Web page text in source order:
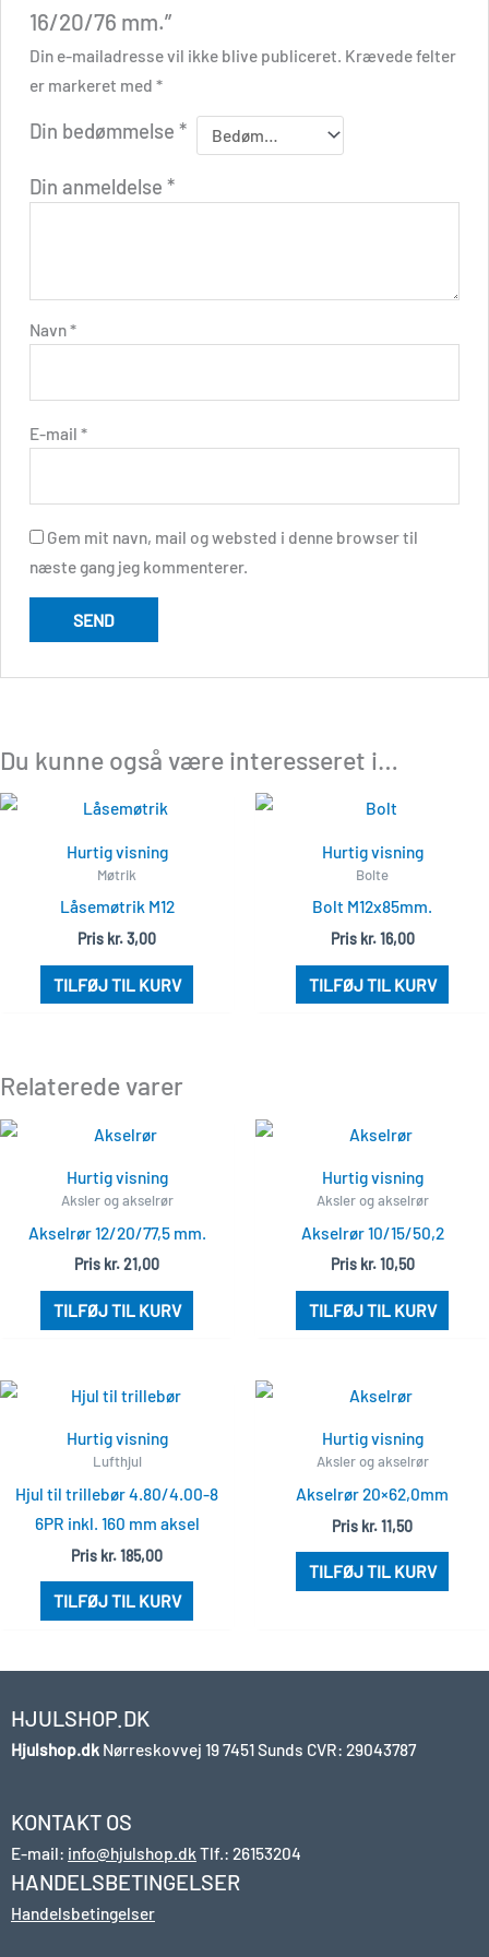
16/20/76 mm.”
Din e-mailadresse vil ikke blive publiceret. Krævede felter
er markeret med *
Din bedømmelse *
Din anmeldelse *
Navn*
E-mail *
Gem mit navn, mail og websted i denne browser til
næste gang jeg kommenterer.
Du kunne også være interesseret i…
Hurtig visning
Møtrik
Låsemøtrik M12
Pris kr.3,00
TILFØJ TIL KURV
Hurtig visning
Bolte
Bolt M12x85mm.
Pris kr.16,00
TILFØJ TIL KURV
Relaterede varer
Hurtig visning
Aksler og akselrør
Akselrør 12/20/77,5 mm.
Pris kr.21,00
TILFØJ TIL KURV
Hurtig visning
Aksler og akselrør
Akselrør 10/15/50,2
Pris kr.10,50
TILFØJ TIL KURV
Hurtig visning
Lufthjul
Hjul til trillebør 4.80/4.00-8
6PR inkl. 160 mm aksel
Pris kr.185,00
TILFØJ TIL KURV
Hurtig visning
Aksler og akselrør
Akselrør 20×62,0mm
Pris kr.11,50
TILFØJ TIL KURV
HJULSHOP.DK
Hjulshop.dk Nørreskovvej 197451 Sunds CVR: 29043787
KONTAKT OS
E-mail: info@hjulshop.dk Tlf.: 26153204
HANDELSBETINGELSER
Handelsbetingelser